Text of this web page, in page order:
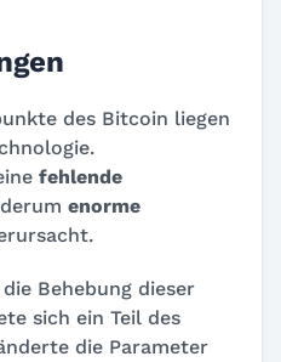
des Bitcoin liegen
fehlende
enorme
Behebung dieser
sich ein Teil des
die Parameter